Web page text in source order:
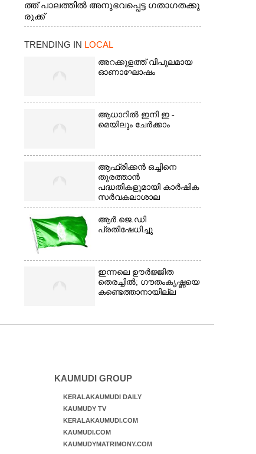
ത്ത് പാലത്തിൽ അനുഭവപ്പെട്ട ഗതാഗതക്കു
രുക്ക്
TRENDING IN LOCAL
അറക്കുളത്ത് വിപുലമായ
ഓണാഘോഷം
ആധാറിൽ ഇനി ഇ -
മെയിലും ചേർക്കാം
ആഫ്രിക്കൻ ഒച്ചിനെ
തുരത്താൻ
പദ്ധതികളുമായി കാർഷിക
സർവകലാശാല
ആർ.ജെ.ഡി
പ്രതിഷേധിച്ചു
ഇന്നലെ ഊർജ്ജിത
തെരച്ചിൽ; ഗൗതംകൃഷ്ണയെ
കണ്ടെത്താനായില്ല
KAUMUDI GROUP
KERALAKAUMUDI DAILY
KAUMUDY TV
KERALAKAUMUDI.COM
KAUMUDI.COM
KAUMUDYMATRIMONY.COM